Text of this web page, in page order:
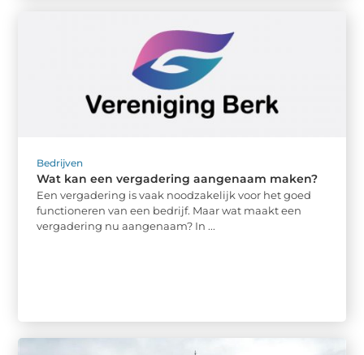
Bedrijven
Wat kan een vergadering aangenaam maken?
Een vergadering is vaak noodzakelijk voor het goed
functioneren van een bedrijf. Maar wat maakt een
vergadering nu aangenaam? In ...